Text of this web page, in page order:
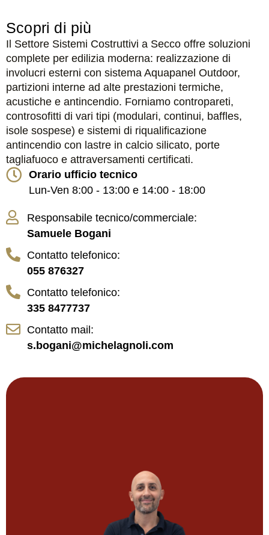
Scopri di più
Il Settore Sistemi Costruttivi a Secco offre soluzioni
complete per edilizia moderna: realizzazione di
involucri esterni con sistema Aquapanel Outdoor,
partizioni interne ad alte prestazioni termiche,
acustiche e antincendio. Forniamo contropareti,
controsofitti di vari tipi (modulari, continui, baffles,
isole sospese) e sistemi di riqualificazione
antincendio con lastre in calcio silicato, porte
tagliafuoco e attraversamenti certificati.
Orario ufficio tecnico
Lun-Ven 8:00 - 13:00 e 14:00 - 18:00
Responsabile tecnico/commerciale:
Samuele Bogani
Contatto telefonico:
055 876327
Contatto telefonico:
335 8477737
Contatto mail:
s.bogani@michelagnoli.com